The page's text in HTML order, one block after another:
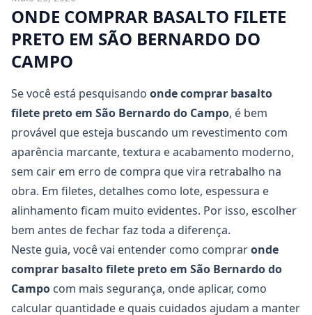
ONDE COMPRAR BASALTO FILETE
PRETO EM SÃO BERNARDO DO
CAMPO
Se você está pesquisando onde comprar basalto
filete preto em São Bernardo do Campo, é bem
provável que esteja buscando um revestimento com
aparência marcante, textura e acabamento moderno,
sem cair em erro de compra que vira retrabalho na
obra. Em filetes, detalhes como lote, espessura e
alinhamento ficam muito evidentes. Por isso, escolher
bem antes de fechar faz toda a diferença.
Neste guia, você vai entender como compraronde
comprar basalto filete preto em São Bernardo do
Campo com mais segurança, onde aplicar, como
calcular quantidade e quais cuidados ajudam a manter